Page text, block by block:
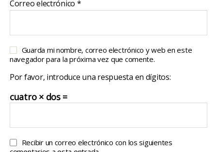
Correo electrónico *
Guarda mi nombre, correo electrónico y web en este
navegador para la próxima vez que comente.
Por favor, introduce una respuesta en dígitos:
cuatro × dos =
Recibir un correo electrónico con los siguientes